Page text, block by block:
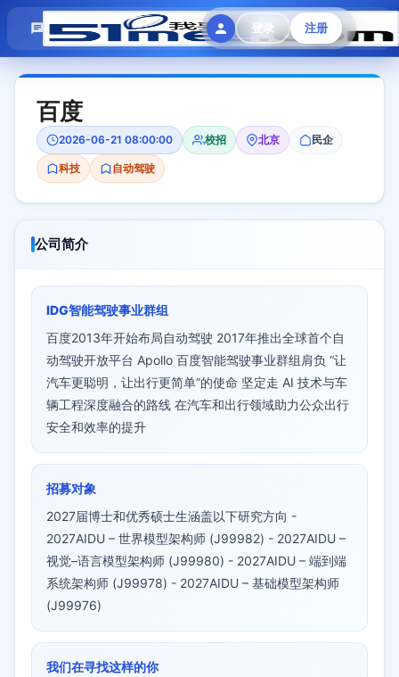
登录 注册
模拟面试 题目大全 招聘中心 会员专区
百度
2026-06-21 08:00:00 校招 北京 民企
科技 自动驾驶
公司简介
IDG智能驾驶事业群组
百度2013年开始布局自动驾驶 2017年推出全球首个自
动驾驶开放平台 Apollo 百度智能驾驶事业群组肩负 “让
汽车更聪明，让出行更简单”的使命 坚定走 AI 技术与车
辆工程深度融合的路线 在汽车和出行领域助力公众出行
安全和效率的提升
招募对象
2027届博士和优秀硕士生涵盖以下研究方向 -
2027AIDU – 世界模型架构师 (J99982) - 2027AIDU –
视觉–语言模型架构师 (J99980) - 2027AIDU – 端到端
系统架构师 (J99978) - 2027AIDU – 基础模型架构师
(J99976)
我们在寻找这样的你